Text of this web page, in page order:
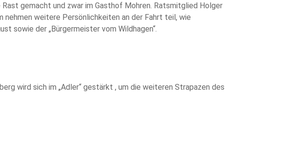
gemacht und zwar im Gasthof Mohren. Ratsmitglied Holger
nehmen weitere Persönlichkeiten an der Fahrt teil, wie
sowie der „Bürgermeister vom Wildhagen“.
wird sich im „Adler“ gestärkt , um die weiteren Strapazen des